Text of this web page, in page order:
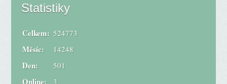
Statistiky
Online: 3
Celkem: 524773
Měsíc: 14248
Den: 501